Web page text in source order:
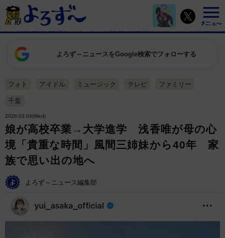
よろず～ニュースをGoogle検索でフォローする
フォト アイドル ミュージック テレビ ファミリー
千葉
2026.03.04(Wed)
娘が高校卒業→大学進学 浅香唯が母の心
境「貴重な時間」風間三姉妹から40年 家
族で思い出の地へ
よろず～ニュース編集部